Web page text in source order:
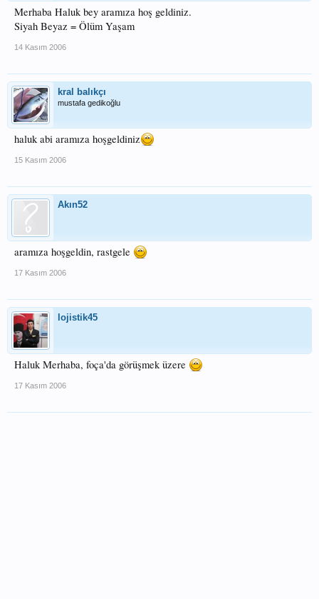
Merhaba Haluk bey aramıza hoş geldiniz.
Siyah Beyaz = Ölüm Yaşam
14 Kasım 2006
kral balıkçı
mustafa gedikoğlu
haluk abi aramıza hoşgeldiniz
15 Kasım 2006
Akın52
aramıza hoşgeldin, rastgele
17 Kasım 2006
lojistik45
Haluk Merhaba, foça'da görüşmek üzere
17 Kasım 2006